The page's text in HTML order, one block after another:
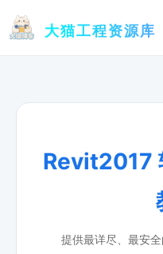
大猫工程资源库
Revit2017
提供最详尽、最安